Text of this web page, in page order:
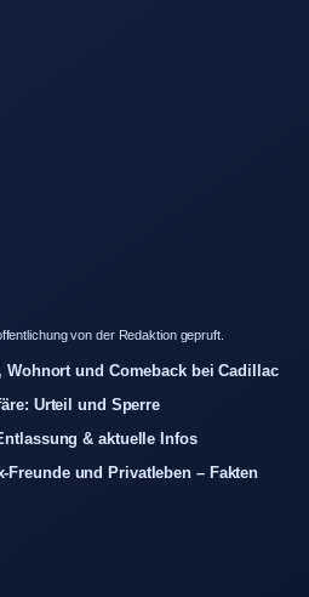
von der Redaktion gepruft.
Wohnort und Comeback bei Cadillac
Urteil und Sperre
& aktuelle Infos
Freunde und Privatleben – Fakten